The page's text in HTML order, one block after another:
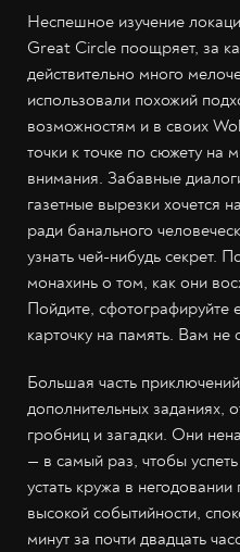
Неспешное изучение
Great Circle поощряет, за
действительно много
использовали похожий
возможностям и в своих
точки к точке по сюжету на
внимания. Забавные
газетные вырезки хочется
ради банального
узнать чей-нибудь секрет.
монахинь о том, как они
Пойдите, сфотографируйте
карточку на память. Вам не
Большая часть
дополнительных заданиях,
гробниц и загадки. Они
— в самый раз, чтобы
устать кружа в
высокой событийности,
минут за почти двадцать